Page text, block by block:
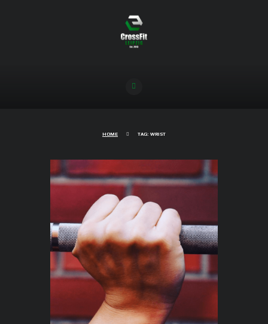
HOME TAG: WRIST
Schmerzen im Handgelenk beim
Snatch oder Overhead Squat? So
hältst Du die Langhantel richtig!
15/08/2019 0
COMMENTS
Schmerzen im Handgelenk. Das muss nicht
sein!